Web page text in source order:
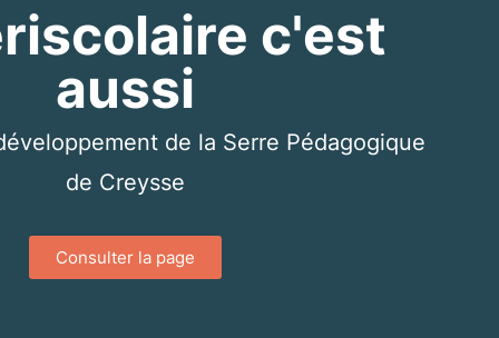
c'est
aussi
de la Serre Pédagogique
de Creysse
Consulter la page